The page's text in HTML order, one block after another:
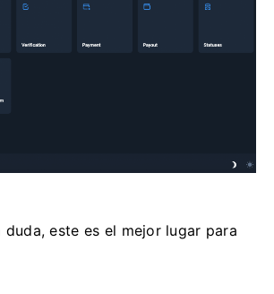
duda, este es el mejor lugar para